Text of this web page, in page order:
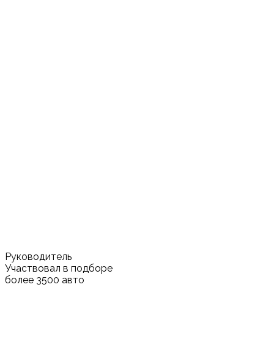
Руководитель
Участвовал в подборе
более 3500 авто